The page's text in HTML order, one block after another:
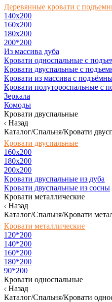
Деревянные кровати с
140x200
160х200
180х200
200*200
Из массива дуба
Кровати односпальные с
Кровати двуспальные с
Кровати из массива с
Кровати полутороспальные с
Зеркала
Комоды
Кровати двуспальные
Назад
Каталог/Спальня/Кровати
Кровати двуспальные
160х200
180x200
200x200
Кровати двуспальные из дуба
Кровати двуспальные из сосны
Кровати металлические
Назад
Каталог/Спальня/Кровати
Кровати металлические
120*200
140*200
160*200
180*200
90*200
Кровати односпальные
Назад
Каталог/Спальня/Кровати